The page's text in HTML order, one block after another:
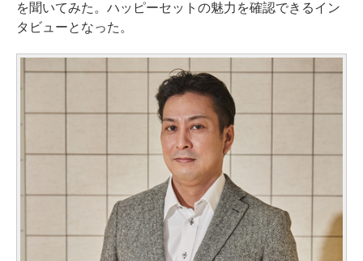
を聞いてみた。ハッピーセットの魅力を確認できるイン
タビューとなった。